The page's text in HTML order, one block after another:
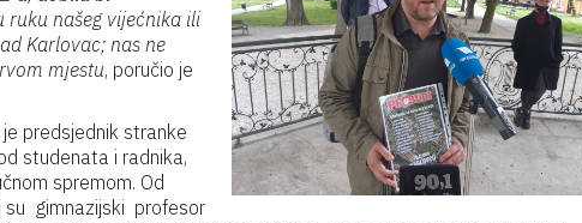
ruku našeg vijećnika ili
Karlovac; nas ne
mjestu, poručio je
predsjednik stranke
studenata i radnika,
spremom. Od
su gimnazijski profesor